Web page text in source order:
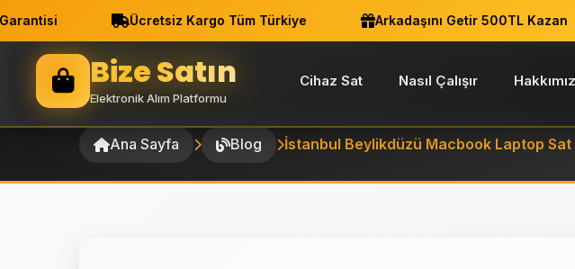
Ücretsiz Kargo Tüm Türkiye Arkadaşını Getir 500TL Kazan
Bize Satın
Elektronik Alım Platformu
Cihaz Sat Nasıl Çalışır
Ana Sayfa Blog İstanbul Beylikdüzü Macbook Laptop Sat